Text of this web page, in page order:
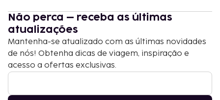
Não perca – receba as últimas
atualizações
Mantenha-se atualizado com as últimas novidades
de nós! Obtenha dicas de viagem, inspiração e
acesso a ofertas exclusivas.